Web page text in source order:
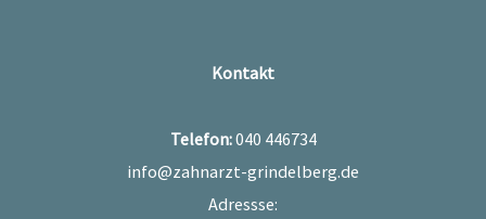
Kontakt
Telefon:040 446734
info@zahnarzt-grindelberg.de
Adressse: